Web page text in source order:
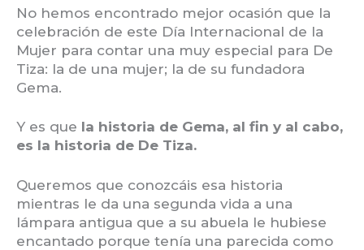
No hemos encontrado mejor ocasión que la
celebración de este Día Internacional de la
Mujer para contar una muy especial para De
Tiza: la de una mujer; la de su fundadora
Gema.
Y es que la historia de Gema, al fin y al cabo,
es la historia de De Tiza.
Queremos que conozcáis esa historia
mientras le da una segunda vida a una
lámpara antigua que a su abuela le hubiese
encantado porque tenía una parecida como